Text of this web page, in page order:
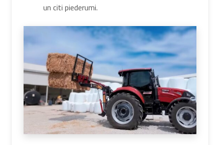
un citi piederumi.